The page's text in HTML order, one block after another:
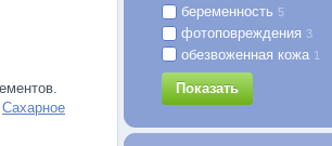
Сахарное
беременность 5
фотоповреждения 3
обезвоженная кожа 1
Показать